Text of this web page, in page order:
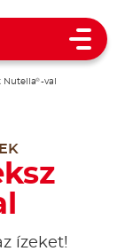
Open
Nutella®-val
ízeket!